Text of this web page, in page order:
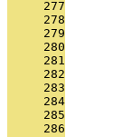
     277
     278
     279
     280
     281
     282
     283
     284
     285
     286